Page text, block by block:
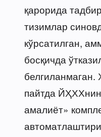
қарорида
тизимлар
кўрсатилган,
босқичда
белгиланмаган.
пайтда
амалиёт»